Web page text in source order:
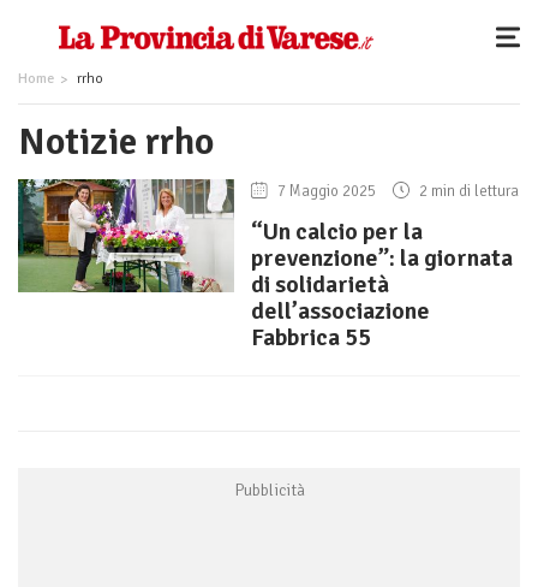
Home rrho
Notizie rrho
7 Maggio 2025 2 min di lettura
“Un calcio per la
prevenzione”: la giornata
di solidarietà
dell’associazione
Fabbrica 55